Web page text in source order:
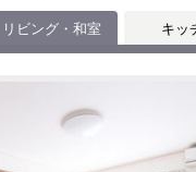
リビング・和室 キッ